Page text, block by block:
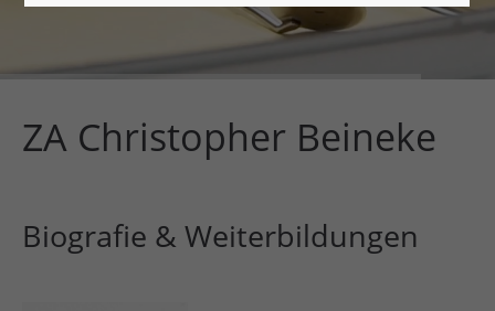
ZA Christopher Beineke
Biografie & Weiterbildungen